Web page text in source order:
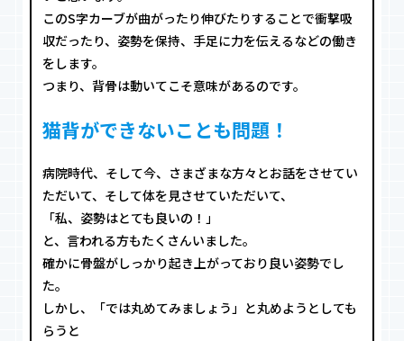
このS字カーブが曲がったり伸びたりすることで衝撃吸
収だったり、姿勢を保持、手足に力を伝えるなどの働き
をします。
つまり、背骨は動いてこそ意味があるのです。
猫背ができないことも問題！
病院時代、そして今、さまざまな方々とお話をさせてい
ただいて、そして体を見させていただいて、
「私、姿勢はとても良いの！」
と、言われる方もたくさんいました。
確かに骨盤がしっかり起き上がっており良い姿勢でし
た。
しかし、「では丸めてみましょう」と丸めようとしても
らうと